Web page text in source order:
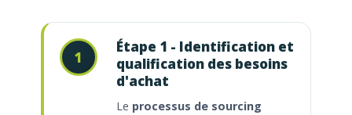
1
Étape 1 - Identification et
qualification des besoins
d'achat
Le processus de sourcing